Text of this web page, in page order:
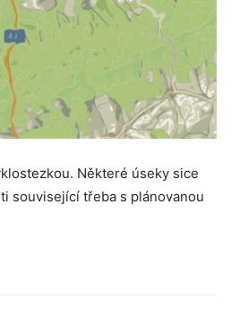
Některé úseky sice
související třeba s plánovanou